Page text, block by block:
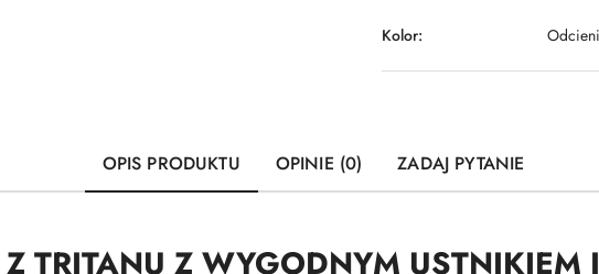
Kolor:
OPIS PRODUKTU OPINIE (0) ZADAJ PYTANIE
TRITANU Z WYGODNYM USTNIKIEM